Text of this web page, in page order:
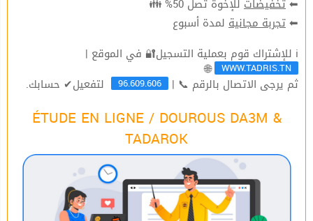
⬅تجربة مجانية لمدة أسبوع
ℹ للإشتراك قوم بعملية التسجيل🔐 في الموقع |
WWW.TADRIS.TN
🌐
ثم يرجى الاتصال بالرقم 📞 | 96.609.606 لتفعيل✔ حسابك.
ÉTUDE EN LIGNE / DOUROUS DA3M &
TADAROK